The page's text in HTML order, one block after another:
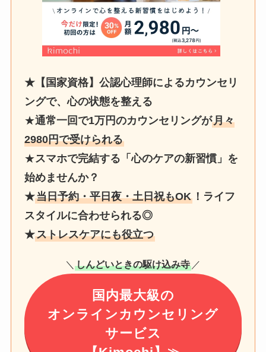
★【国家資格】公認心理師によるカウンセリ
ングで、心の状態を整える
★通常一回で1万円のカウンセリングが月々
2980円で受けられる
★スマホで完結する「心のケアの新習慣」を
始めませんか？
★当日予約・平日夜・土日祝もOK ！ライフ
スタイルに合わせられる◎
★ストレスケアにも役立つ
＼ しんどいときの駆け込み寺 ／
国内最大級の
オンラインカウンセリング
サービス